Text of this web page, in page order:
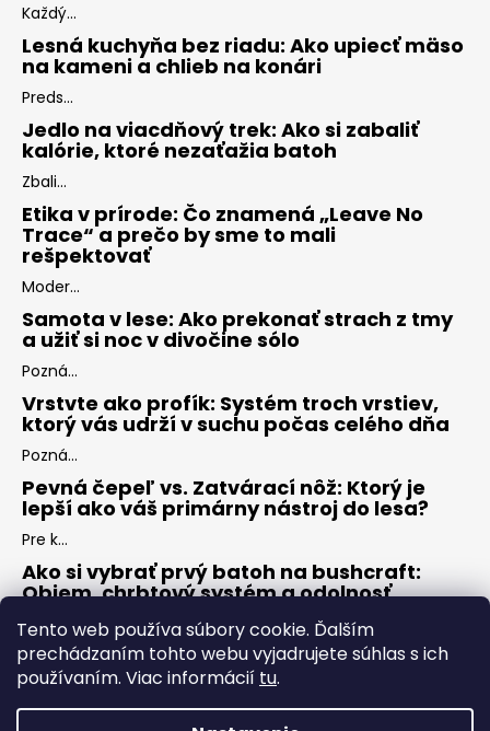
Tento web používa súbory cookie. Ďalším
prechádzaním tohto webu vyjadrujete súhlas s ich
používaním. Viac informácií tu.
Každý...
Lesná kuchyňa bez riadu: Ako upiecť mäso
na kameni a chlieb na konári
Preds...
Jedlo na viacdňový trek: Ako si zabaliť
kalórie, ktoré nezaťažia batoh
Zbali...
Etika v prírode: Čo znamená „Leave No
Trace“ a prečo by sme to mali
rešpektovať
Moder...
Samota v lese: Ako prekonať strach z tmy
a užiť si noc v divočine sólo
Pozná...
Vrstvte ako profík: Systém troch vrstiev,
ktorý vás udrží v suchu počas celého dňa
Pozná...
Pevná čepeľ vs. Zatvárací nôž: Ktorý je
lepší ako váš primárny nástroj do lesa?
Pre k...
Ako si vybrať prvý batoh na bushcraft:
Objem, chrbtový systém a odolnosť
Keď s...
ARCHÍV